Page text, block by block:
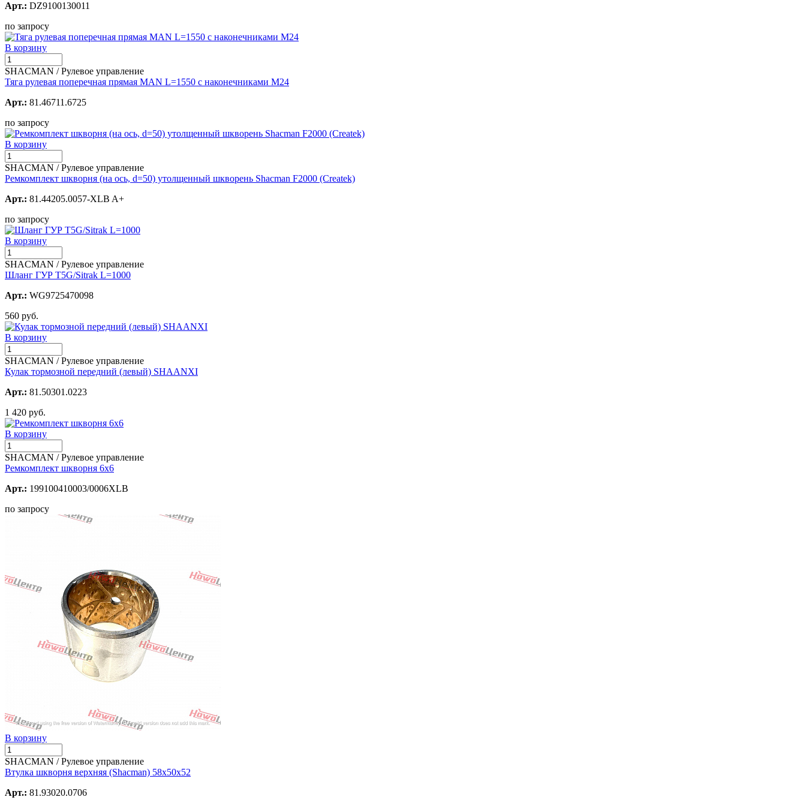
Арт.: DZ9100130011
по запросу
В корзину
SHACMAN / Рулевое управление
Тяга рулевая поперечная прямая MAN L=1550 с наконечниками M24
Арт.: 81.46711.6725
по запросу
В корзину
SHACMAN / Рулевое управление
Ремкомплект шкворня (на ось, d=50) утолщенный шкворень Shacman F2000 (Createk)
Арт.: 81.44205.0057-XLB A+
по запросу
В корзину
SHACMAN / Рулевое управление
Шланг ГУР T5G/Sitrak L=1000
Арт.: WG9725470098
560 руб.
В корзину
SHACMAN / Рулевое управление
Кулак тормозной передний (левый) SHAANXI
Арт.: 81.50301.0223
1 420 руб.
В корзину
SHACMAN / Рулевое управление
Ремкомплект шкворня 6x6
Арт.: 199100410003/0006XLB
по запросу
В корзину
SHACMAN / Рулевое управление
Втулка шкворня верхняя (Shacman) 58х50х52
Арт.: 81.93020.0706